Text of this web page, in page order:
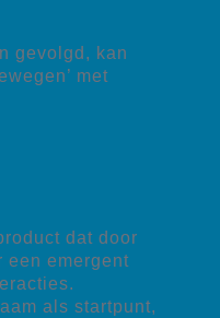
gevolgd, kan
met
dat door
een emergent
als startpunt,